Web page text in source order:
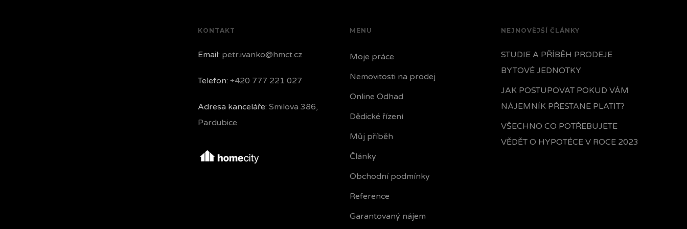
KONTAKT
Email: petr.ivanko@hmct.cz
Telefon: +420 777 221 027
Adresa kanceláře: Smilova 386,
Pardubice
MENU
Moje práce
Nemovitosti na prodej
Online Odhad
Dědické řízení
Můj příběh
Články
Obchodní podmínky
Reference
Garantovaný nájem
NEJNOVĚJŠÍ ČLÁNKY
STUDIE A PŘÍBĚH PRODEJE
BYTOVÉ JEDNOTKY
JAK POSTUPOVAT POKUD VÁM
NÁJEMNÍK PŘESTANE PLATIT?
VŠECHNO CO POTŘEBUJETE
VĚDĚT O HYPOTÉCE V ROCE 2023